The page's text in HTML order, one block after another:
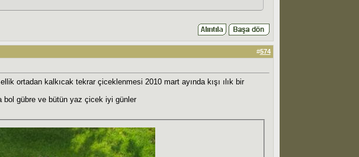
#574
ortadan kalkıcak tekrar çiceklenmesi 2010 mart ayında kışı ılık bir
bol gübre ve bütün yaz çicek iyi günler